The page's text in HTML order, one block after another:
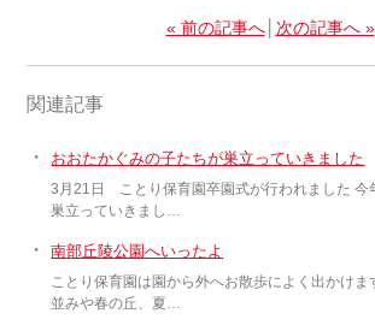
« 前の記事へ│ 次の記事へ »
関連記事
・ おおたかぐみの子たちが巣立っていきました
3月21日 ことり保育園卒園式が行われました 今
巣立っていきまし…
・南部丘陵公園へいったよ
ことり保育園は園から外へお散歩によく出かけま
並みや春の丘、夏…